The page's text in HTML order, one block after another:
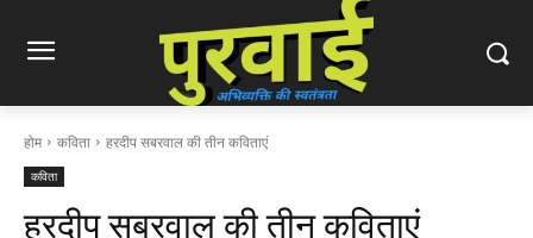
होम कविता हरदीप सबरवाल की तीन कविताएं
कविता
हरदीप सबरवाल की तीन कविताएं